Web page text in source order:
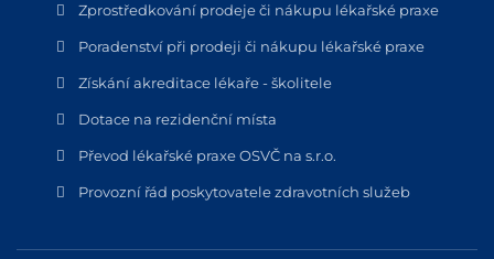
Zprostředkování prodeje či nákupu lékařské praxe
Poradenství při prodeji či nákupu lékařské praxe
Získání akreditace lékaře - školitele
Dotace na rezidenční místa
Převod lékařské praxe OSVČ na s.r.o.
Provozní řád poskytovatele zdravotních služeb